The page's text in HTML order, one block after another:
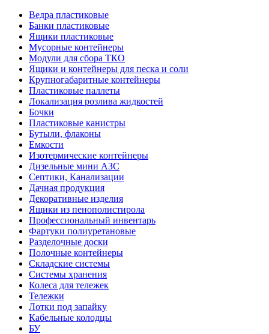
Ведра пластиковые
Банки пластиковые
Ящики пластиковые
Мусорные контейнеры
Модули для сбора ТКО
Ящики и контейнеры для песка и соли
Крупногабаритные контейнеры
Пластиковые паллеты
Локализация розлива жидкостей
Бочки
Пластиковые канистры
Бутыли, флаконы
Емкости
Изотермические контейнеры
Дизельные мини АЗС
Септики, Канализации
Дачная продукция
Декоративные изделия
Ящики из пенополистирола
Профессиональный инвентарь
Фартуки полиуретановые
Разделочные доски
Полочные контейнеры
Складские системы
Системы хранения
Колеса для тележек
Тележки
Лотки под запайку
Кабельные колодцы
БУ